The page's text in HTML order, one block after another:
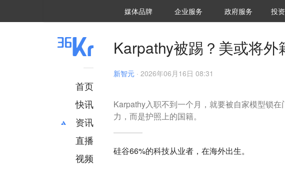
媒体品牌 36Kr研究院
企业服务 城市之窗
政府服务 VClub
投资机
投
首页
快讯
资讯
推荐
财经
直播
视频
Karpathy被踢？美或将
新智元 · 2026年06月16日 08:31
Karpathy入职不到一个月，就要被自家模型锁
力，而是护照上的国籍。
硅谷66%的科技从业者，在海外出生。